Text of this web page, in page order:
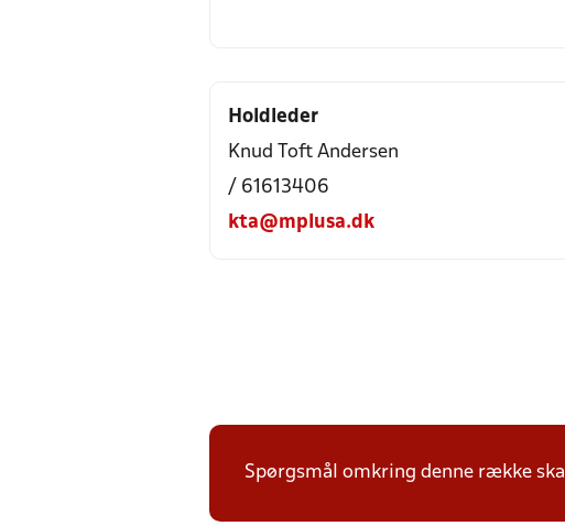
Holdleder
Knud Toft Andersen
/ 61613406
kta@mplusa.dk
Spørgsmål omkring denne række